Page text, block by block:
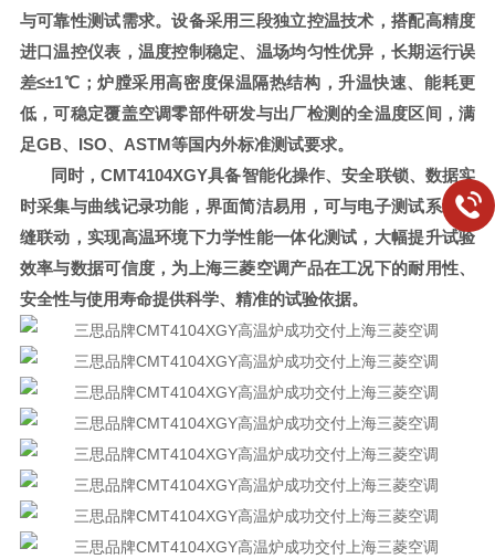
与可靠性测试需求。设备采用三段独立控温技术，搭配高精度
进口温控仪表，温度控制稳定、温场均匀性优异，长期运行误
差≤±1℃；炉膛采用高密度保温隔热结构，升温快速、能耗更
低，可稳定覆盖空调零部件研发与出厂检测的全温度区间，满
足GB、ISO、ASTM等国内外标准测试要求。
同时，CMT4104XGY具备智能化操作、安全联锁、数据实
时采集与曲线记录功能，界面简洁易用，可与电子测试系统无
缝联动，实现高温环境下力学性能一体化测试，大幅提升试验
效率与数据可信度，为上海三菱空调产品在工况下的耐用性、
安全性与使用寿命提供科学、精准的试验依据。